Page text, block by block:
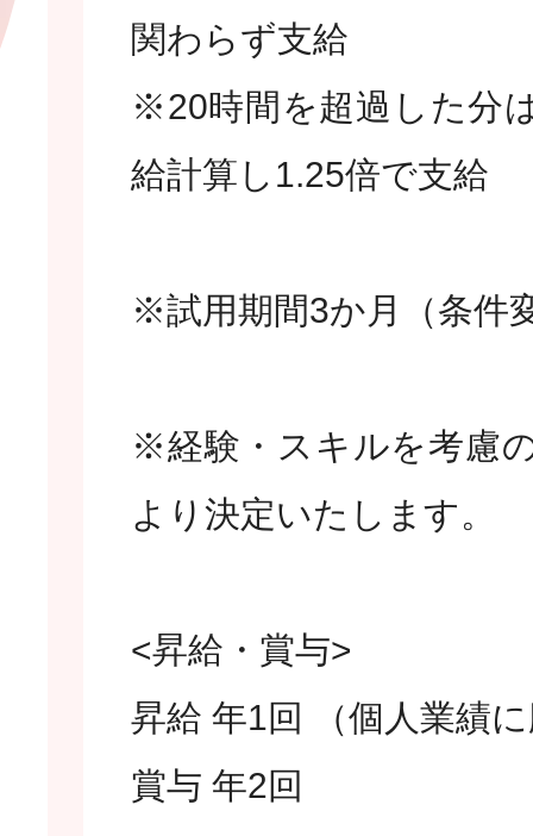
関わらず支給
※20時間を超過した分
給計算し1.25倍で支給
※試用期間3か月（条件
※経験・スキルを考慮
より決定いたします。
<昇給・賞与>
昇給 年1回 （個人業績
賞与 年2回